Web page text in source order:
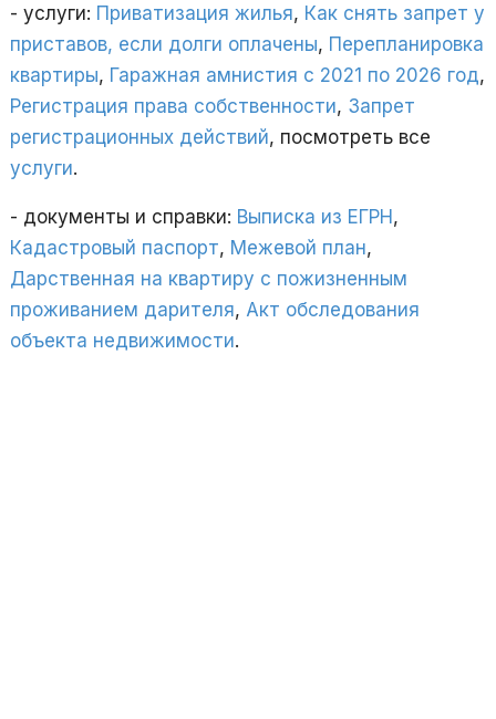
- услуги: Приватизация жилья, Как снять запрет у
приставов, если долги оплачены, Перепланировка
квартиры, Гаражная амнистия с 2021 по 2026 год,
Регистрация права собственности, Запрет
регистрационных действий, посмотреть все
услуги.
- документы и справки: Выписка из ЕГРН ,
Кадастровый паспорт, Межевой план,
Дарственная на квартиру с пожизненным
проживанием дарителя, Акт обследования
объекта недвижимости.